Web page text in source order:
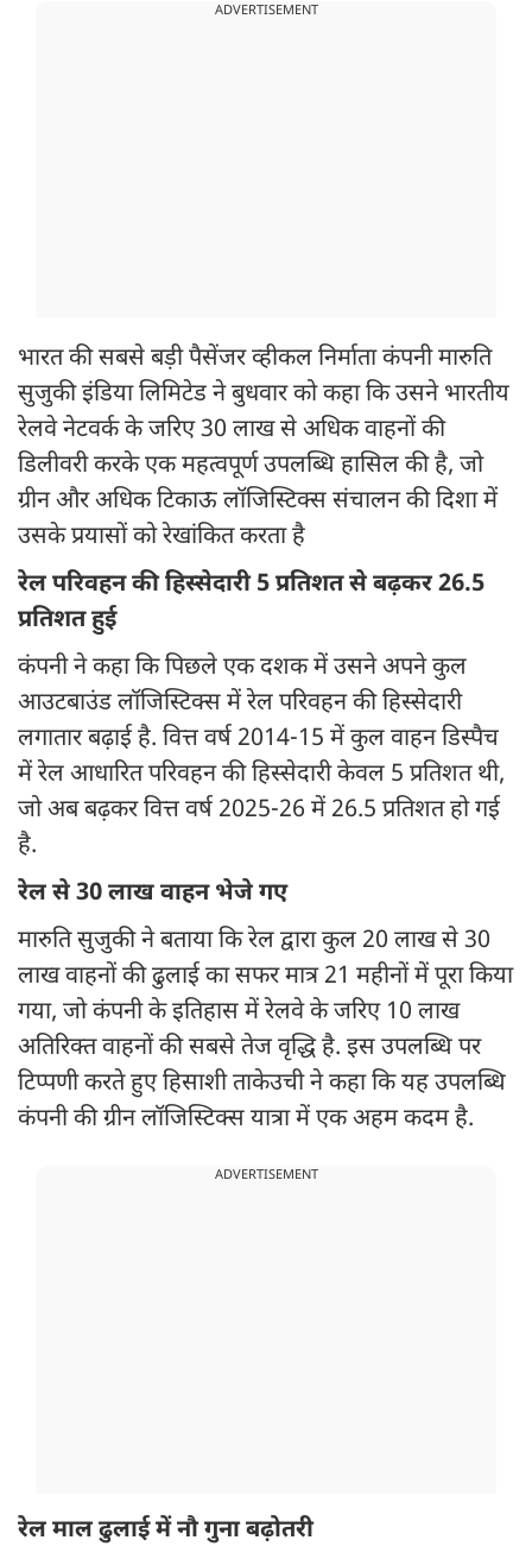
ADVERTISEMENT
भारत की सबसे बड़ी पैसेंजर व्हीकल निर्माता कंपनी मारुति
सुजुकी इंडिया लिमिटेड ने बुधवार को कहा कि उसने भारतीय
रेलवे नेटवर्क के जरिए 30 लाख से अधिक वाहनों की
डिलीवरी करके एक महत्वपूर्ण उपलब्धि हासिल की है, जो
ग्रीन और अधिक टिकाऊ लॉजिस्टिक्स संचालन की दिशा में
उसके प्रयासों को रेखांकित करता है
रेल परिवहन की हिस्सेदारी 5 प्रतिशत से बढ़कर 26.5
प्रतिशत हुई
कंपनी ने कहा कि पिछले एक दशक में उसने अपने कुल
आउटबाउंड लॉजिस्टिक्स में रेल परिवहन की हिस्सेदारी
लगातार बढ़ाई है. वित्त वर्ष 2014-15 में कुल वाहन डिस्पैच
में रेल आधारित परिवहन की हिस्सेदारी केवल 5 प्रतिशत थी,
जो अब बढ़कर वित्त वर्ष 2025-26 में 26.5 प्रतिशत हो गई
है.
रेल से 30 लाख वाहन भेजे गए
मारुति सुजुकी ने बताया कि रेल द्वारा कुल 20 लाख से 30
लाख वाहनों की ढुलाई का सफर मात्र 21 महीनों में पूरा किया
गया, जो कंपनी के इतिहास में रेलवे के जरिए 10 लाख
अतिरिक्त वाहनों की सबसे तेज वृद्धि है. इस उपलब्धि पर
टिप्पणी करते हुए हिसाशी ताकेउची ने कहा कि यह उपलब्धि
कंपनी की ग्रीन लॉजिस्टिक्स यात्रा में एक अहम कदम है.
ADVERTISEMENT
रेल माल ढुलाई में नौ गुना बढ़ोतरी